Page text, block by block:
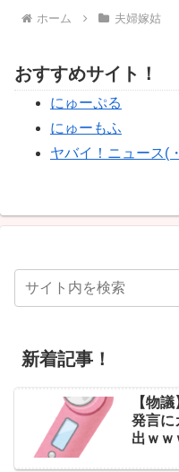
ホーム 夫婦嫁姑
おすすめサイト！
にゅーぷる
にゅーもふ
ヤバイ！ニュース(
新着記事！
【物
発言
出ｗｗ